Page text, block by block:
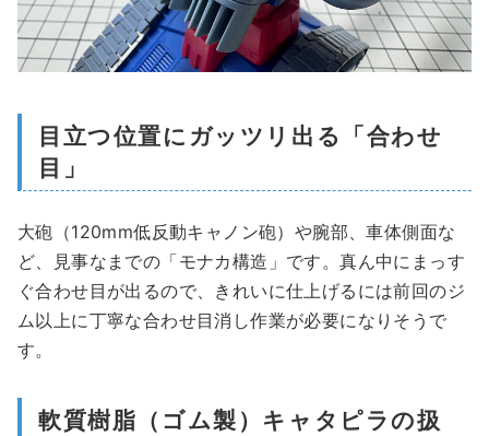
目立つ位置にガッツリ出る「合わせ
目」
大砲（120mm低反動キャノン砲）や腕部、車体側面な
ど、見事なまでの「モナカ構造」です。真ん中にまっす
ぐ合わせ目が出るので、きれいに仕上げるには前回のジ
ム以上に丁寧な合わせ目消し作業が必要になりそうで
す。
軟質樹脂（ゴム製）キャタピラの扱